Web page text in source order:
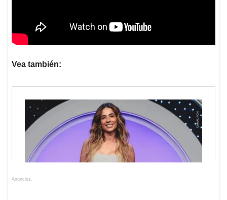
Vea también:
Anuncios.